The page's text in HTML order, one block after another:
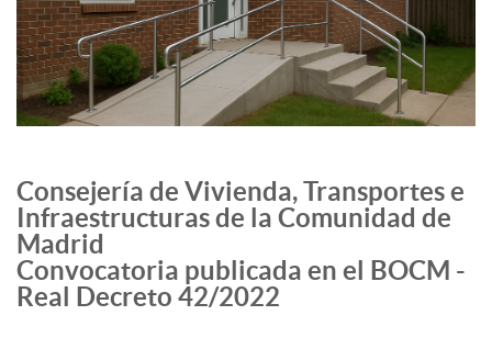
Consejería de Vivienda, Transportes e
Infraestructuras de la Comunidad de
Madrid
Convocatoria publicada en el BOCM -
Real Decreto 42/2022